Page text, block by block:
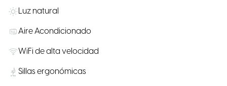
Luz natural
Aire Acondicionado
WiFi de alta velocidad
Sillas ergonómicas